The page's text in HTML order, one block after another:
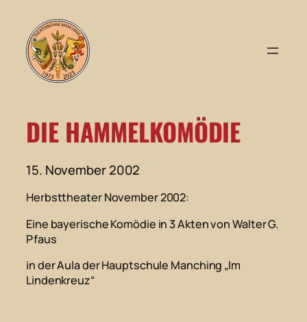
Inhalt
springen
DIE HAMMELKOMÖDIE
15. November 2002
Herbsttheater November 2002:
Eine bayerische Komödie in 3 Akten von Walter G.
Pfaus
in der Aula der Hauptschule Manching „Im
Lindenkreuz“